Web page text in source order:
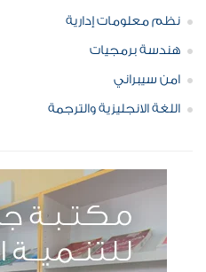
نظم معلومات إدارية
هندسة برمجيات
امن سيبراني
اللغة الانجليزية والترجمة